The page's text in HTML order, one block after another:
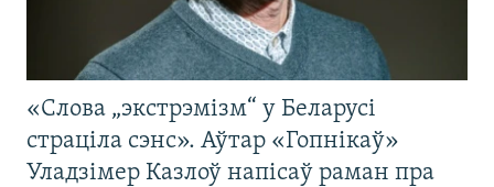
«Слова „экстрэмізм“ у Беларусі
страціла сэнс». Аўтар «Гопнікаў»
Уладзімер Казлоў напісаў раман пра